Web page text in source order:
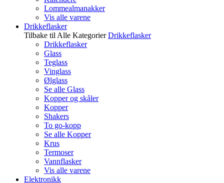
Lommealmanakker
Vis alle varene
Drikkeflasker
Tilbake til Alle Kategorier Drikkeflasker
Drikkeflasker
Glass
Teglass
Vinglass
Ølglass
Se alle Glass
Kopper og skåler
Kopper
Shakers
To go-kopp
Se alle Kopper
Krus
Termoser
Vannflasker
Vis alle varene
Elektronikk